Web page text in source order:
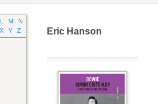
L M
N
X Y Z Eric Hanson